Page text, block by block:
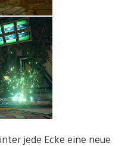
jede Ecke eine neue